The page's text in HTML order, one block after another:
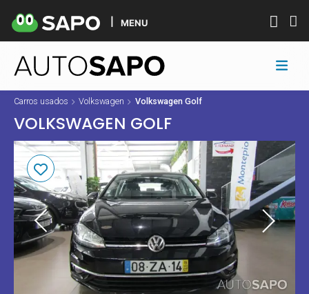
MENU
Carros usados Volkswagen Volkswagen Golf
VOLKSWAGEN GOLF